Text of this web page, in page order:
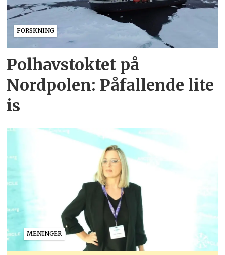
FORSKNING
Polhavstoktet på
Nordpolen: Påfallende lite
is
MENINGER